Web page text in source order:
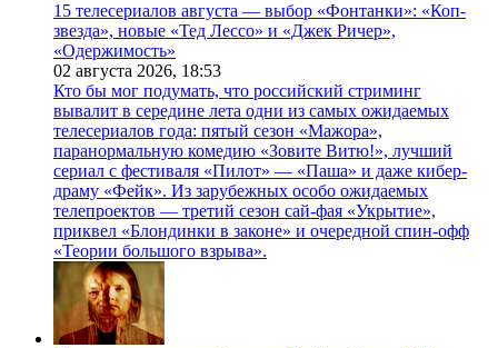
15 телесериалов августа — выбор «Фонтанки»: «Коп-
звезда», новые «Тед Лессо» и «Джек Ричер»,
«Одержимость»
02 августа 2026, 18:53
Кто бы мог подумать, что российский стриминг
вывалит в середине лета одни из самых ожидаемых
телесериалов года: пятый сезон «Мажора»,
паранормальную комедию «Зовите Витю!», лучший
сериал с фестиваля «Пилот» — «Паша» и даже кибер-
драму «Фейк». Из зарубежных особо ожидаемых
телепроектов — третий сезон сай-фая «Укрытие»,
приквел «Блондинки в законе» и очередной спин-офф
«Теории большого взрыва».